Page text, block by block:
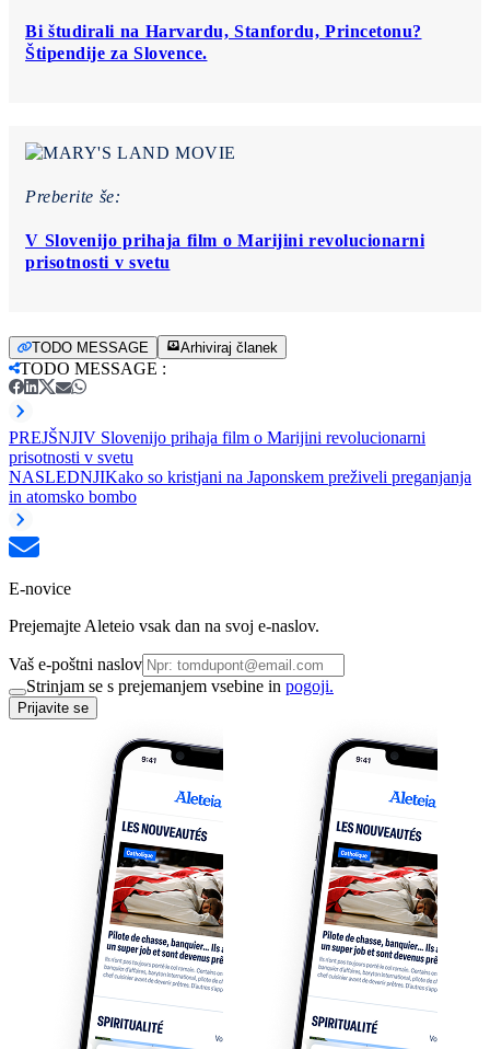
Bi študirali na Harvardu, Stanfordu, Princetonu?
Štipendije za Slovence.
Preberite še:
V Slovenijo prihaja film o Marijini revolucionarni
prisotnosti v svetu
TODO MESSAGE Arhiviraj članek
TODO MESSAGE :
PREJŠNJIV Slovenijo prihaja film o Marijini revolucionarni
prisotnosti v svetu
NASLEDNJIKako so kristjani na Japonskem preživeli preganjanja
in atomsko bombo
E-novice
Prejemajte Aleteio vsak dan na svoj e-naslov.
Vaš e-poštni naslov
Strinjam se s prejemanjem vsebine in pogoji.
Prijavite se